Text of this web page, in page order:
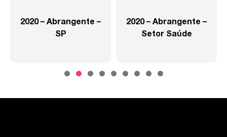
2020 – Abrangente –
SP
2020 – Abrangente –
Setor Saúde